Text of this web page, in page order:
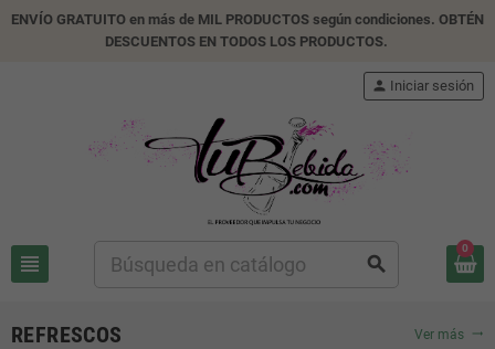
ENVÍO GRATUITO en más de MIL PRODUCTOS según condiciones. OBTÉN
DESCUENTOS EN TODOS LOS PRODUCTOS.
view_headline search
person Iniciar sesión
0
REFRESCOS Ver más trending_flat